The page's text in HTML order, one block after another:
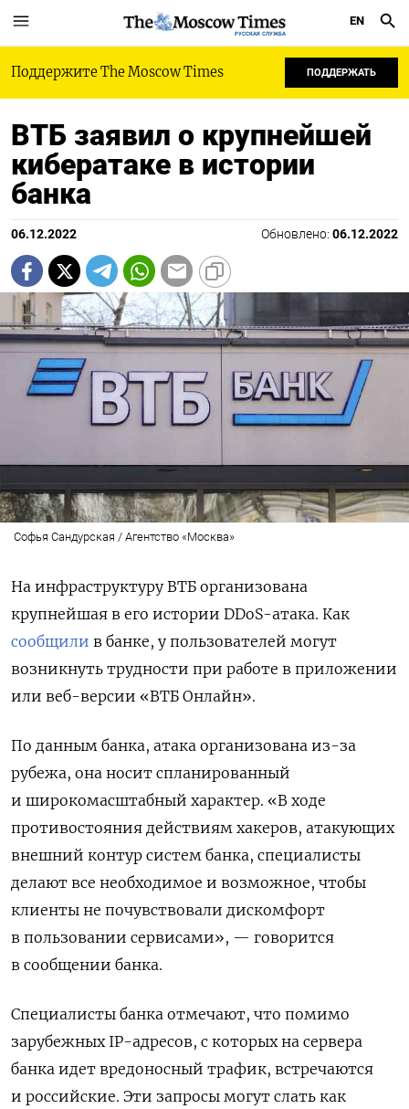
РУССКАЯ СЛУЖБА
EN
Поддержите The Moscow Times ПОДДЕРЖАТЬ
ВТБ заявил о крупнейшей
кибератаке в истории
банка
06.12.2022 Обновлено: 06.12.2022
Софья Сандурская / Агентство «Москва»
На инфраструктуру ВТБ организована
крупнейшая в его истории DDoS-атака. Как
сообщили в банке, у пользователей могут
возникнуть трудности при работе в приложении
или веб-версии «ВТБ Онлайн».
По данным банка, атака организована из-за
рубежа, она носит спланированный
и широкомасштабный характер. «В ходе
противостояния действиям хакеров, атакующих
внешний контур систем банка, специалисты
делают все необходимое и возможное, чтобы
клиенты не почувствовали дискомфорт
в пользовании сервисами», — говорится
в сообщении банка.
Специалисты банка отмечают, что помимо
зарубежных IP-адресов, с которых на сервера
банка идет вредоносный трафик, встречаются
и российские. Эти запросы могут слать как